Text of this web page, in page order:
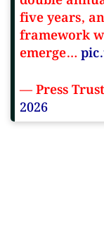
five years,
framework
emerge…
— Press
2026